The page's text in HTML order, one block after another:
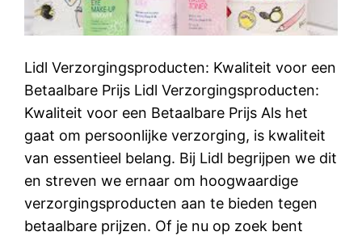
Lidl Verzorgingsproducten: Kwaliteit voor een
Betaalbare Prijs Lidl Verzorgingsproducten:
Kwaliteit voor een Betaalbare Prijs Als het
gaat om persoonlijke verzorging, is kwaliteit
van essentieel belang. Bij Lidl begrijpen we dit
en streven we ernaar om hoogwaardige
verzorgingsproducten aan te bieden tegen
betaalbare prijzen. Of je nu op zoek bent